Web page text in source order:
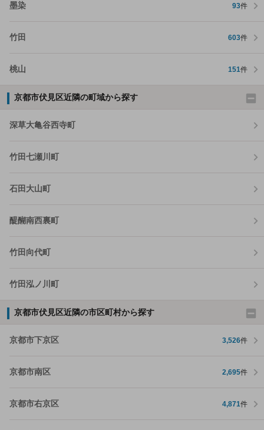
墨染 93件
竹田 603件
桃山 151件
京都市伏見区近隣の町域から探す
深草大亀谷西寺町
竹田七瀬川町
石田大山町
醍醐南西裏町
竹田向代町
竹田泓ノ川町
京都市伏見区近隣の市区町村から探す
京都市下京区 3,526件
京都市南区 2,695件
京都市右京区 4,871件